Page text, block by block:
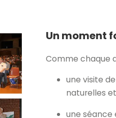
Un moment
Comme chaque
une visite
naturelles
une séance